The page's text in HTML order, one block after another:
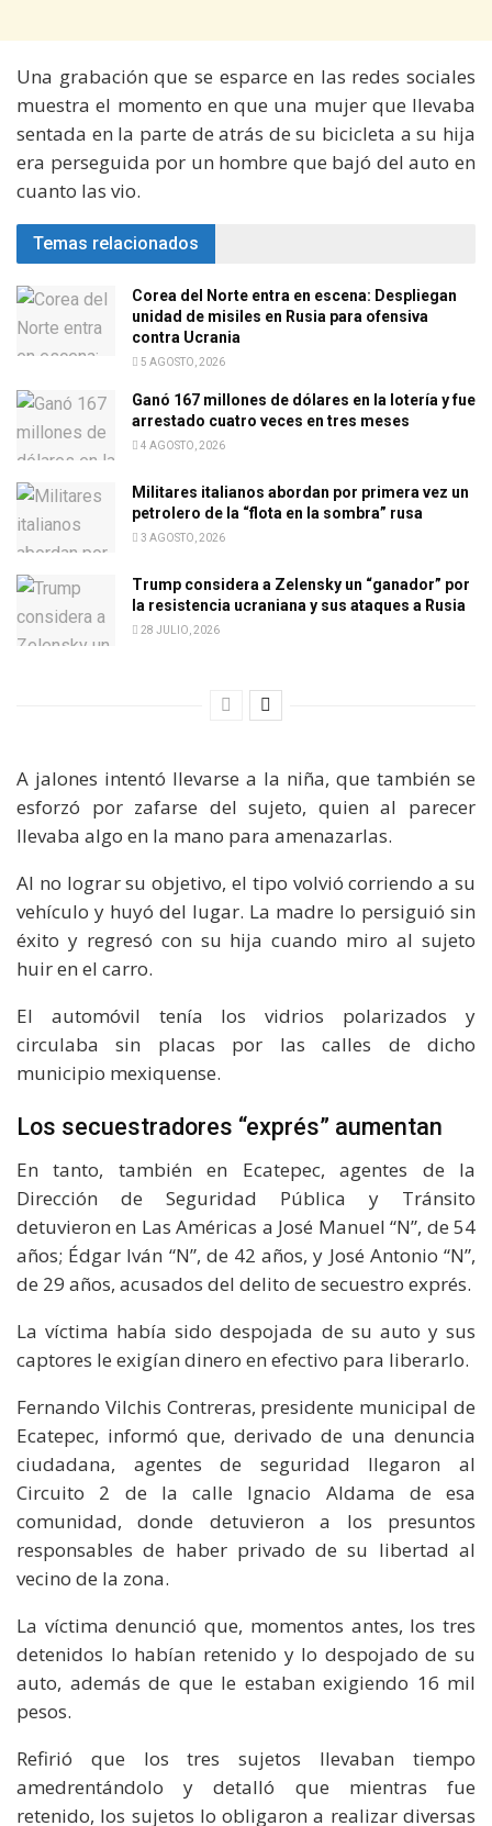
Una grabación que se esparce en las redes sociales
muestra el momento en que una mujer que llevaba
sentada en la parte de atrás de su bicicleta a su hija
era perseguida por un hombre que bajó del auto en
cuanto las vio.
Temas relacionados
Corea del Norte entra en escena: Despliegan
unidad de misiles en Rusia para ofensiva
contra Ucrania
5 AGOSTO, 2026
Ganó 167 millones de dólares en la lotería y fue
arrestado cuatro veces en tres meses
4 AGOSTO, 2026
Militares italianos abordan por primera vez un
petrolero de la “flota en la sombra” rusa
3 AGOSTO, 2026
Trump considera a Zelensky un “ganador” por
la resistencia ucraniana y sus ataques a Rusia
28 JULIO, 2026
A jalones intentó llevarse a la niña, que también se
esforzó por zafarse del sujeto, quien al parecer
llevaba algo en la mano para amenazarlas.
Al no lograr su objetivo, el tipo volvió corriendo a su
vehículo y huyó del lugar. La madre lo persiguió sin
éxito y regresó con su hija cuando miro al sujeto
huir en el carro.
El automóvil tenía los vidrios polarizados y
circulaba sin placas por las calles de dicho
municipio mexiquense.
Los secuestradores “exprés” aumentan
En tanto, también en Ecatepec, agentes de la
Dirección de Seguridad Pública y Tránsito
detuvieron en Las Américas a José Manuel “N”, de 54
años; Édgar Iván “N”, de 42 años, y José Antonio “N”,
de 29 años, acusados del delito de secuestro exprés.
La víctima había sido despojada de su auto y sus
captores le exigían dinero en efectivo para liberarlo.
Fernando Vilchis Contreras, presidente municipal de
Ecatepec, informó que, derivado de una denuncia
ciudadana, agentes de seguridad llegaron al
Circuito 2 de la calle Ignacio Aldama de esa
comunidad, donde detuvieron a los presuntos
responsables de haber privado de su libertad al
vecino de la zona.
La víctima denunció que, momentos antes, los tres
detenidos lo habían retenido y lo despojado de su
auto, además de que le estaban exigiendo 16 mil
pesos.
Refirió que los tres sujetos llevaban tiempo
amedrentándolo y detalló que mientras fue
retenido, los sujetos lo obligaron a realizar diversas